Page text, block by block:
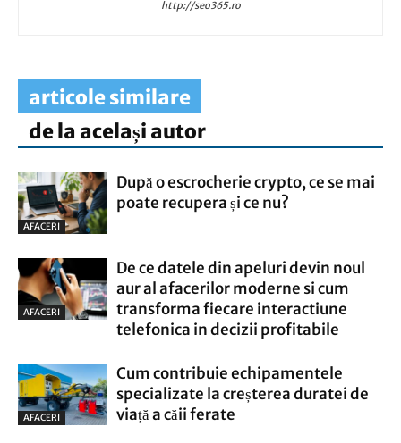
http://seo365.ro
articole similare
de la același autor
AFACERI
După o escrocherie crypto, ce se mai
poate recupera și ce nu?
AFACERI
De ce datele din apeluri devin noul
aur al afacerilor moderne si cum
transforma fiecare interactiune
telefonica in decizii profitabile
AFACERI
Cum contribuie echipamentele
specializate la creșterea duratei de
viață a căii ferate